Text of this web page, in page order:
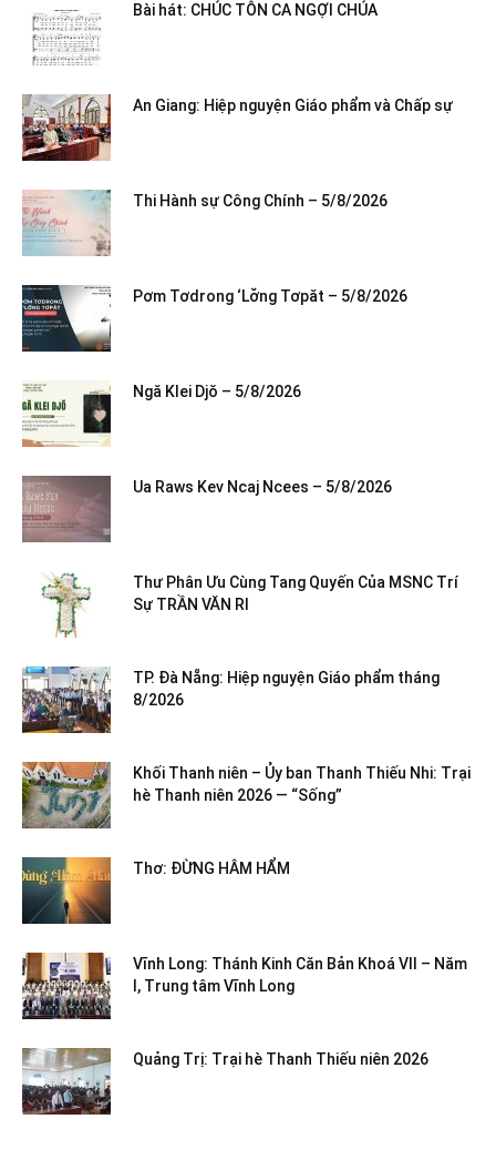
Bài hát: CHÚC TÔN CA NGỢI CHÚA
An Giang: Hiệp nguyện Giáo phẩm và Chấp sự
Thi Hành sự Công Chính – 5/8/2026
Pơm Tơdrong ‘Lơ̆ng Tơpăt – 5/8/2026
Ngă Klei Djŏ – 5/8/2026
Ua Raws Kev Ncaj Ncees – 5/8/2026
Thư Phân Ưu Cùng Tang Quyến Của MSNC Trí
Sự TRẦN VĂN RI
TP. Đà Nẵng: Hiệp nguyện Giáo phẩm tháng
8/2026
Khối Thanh niên – Ủy ban Thanh Thiếu Nhi: Trại
hè Thanh niên 2026 — “Sống”
Thơ: ĐỪNG HÂM HẨM
Vĩnh Long: Thánh Kinh Căn Bản Khoá VII – Năm
I, Trung tâm Vĩnh Long
Quảng Trị: Trại hè Thanh Thiếu niên 2026